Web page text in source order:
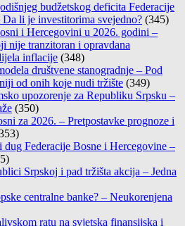
budžetskog deficita Federacije
li je investitorima svejedno? (345)
i Hercegovini u 2026. godini –
nije tranzitoran i opravdana
inflacije (348)
društvene stanogradnje – Pod
od onih koje nudi tržište (349)
upozorenje za Republiku Srpsku –
(350)
za 2026. – Pretpostavke prognoze i
dug Federacije Bosne i Hercegovine –
Srpskoj i pad tržišta akcija – Jedna
centralne banke? – Neukorenjena
ratu na svjetska finansijska i